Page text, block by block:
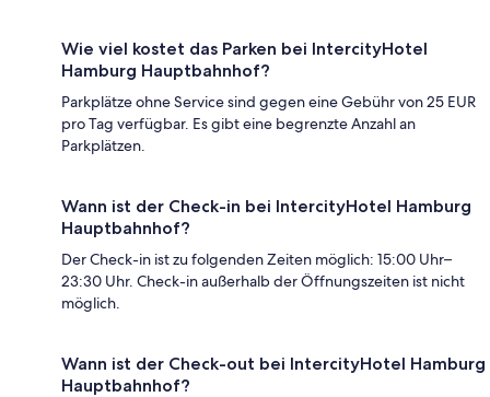
Wie viel kostet das Parken bei IntercityHotel
Hamburg Hauptbahnhof?
Parkplätze ohne Service sind gegen eine Gebühr von 25 EUR
pro Tag verfügbar. Es gibt eine begrenzte Anzahl an
Parkplätzen.
Wann ist der Check-in bei IntercityHotel Hamburg
Hauptbahnhof?
Der Check-in ist zu folgenden Zeiten möglich: 15:00 Uhr–
23:30 Uhr. Check-in außerhalb der Öffnungszeiten ist nicht
möglich.
Wann ist der Check-out bei IntercityHotel Hamburg
Hauptbahnhof?